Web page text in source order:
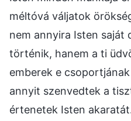
méltóvá váljatok
nem annyira Isten saját
történik, hanem a ti
emberek e
annyit szenvedtek a
értenetek Isten